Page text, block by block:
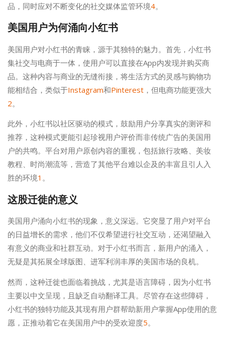
品，同时应对不断变化的社交媒体监管环境4。
美国用户为何涌向小红书
美国用户对小红书的青睐，源于其独特的魅力。首先，小红书
集社交与电商于一体，使用户可以直接在App内发现并购买商
品。这种内容与商业的无缝衔接，将生活方式的灵感与购物功
能相结合，类似于Instagram和Pinterest ，但电商功能更强大
2。
此外，小红书以社区驱动的模式，鼓励用户分享真实的测评和
推荐，这种模式更能引起珍视用户评价而非传统广告的美国用
户的共鸣。平台对用户原创内容的重视，包括旅行攻略、美妆
教程、时尚潮流等，营造了其他平台难以企及的丰富且引人入
胜的环境1 。
这股迁徙的意义
美国用户涌向小红书的现象，意义深远。它突显了用户对平台
的日益增长的需求，他们不仅希望进行社交互动，还渴望融入
有意义的商业和社群互动。对于小红书而言，新用户的涌入，
无疑是其拓展全球版图、进军利润丰厚的美国市场的良机。
然而，这种迁徙也面临着挑战，尤其是语言障碍，因为小红书
主要以中文呈现，且缺乏自动翻译工具。尽管存在这些障碍，
小红书的独特功能及其现有用户群帮助新用户掌握App使用的意
愿，正推动着它在美国用户中的受欢迎度5。